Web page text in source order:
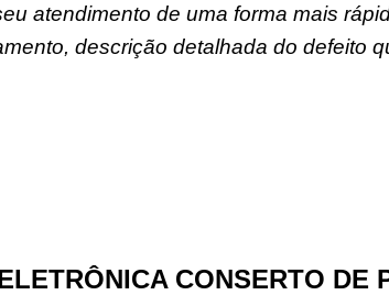
atendimento de uma forma mais
descrição detalhada do defeito
CONSERTO DE